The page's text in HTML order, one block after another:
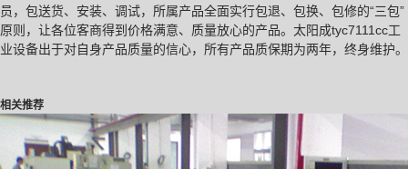
员，包送货、安装、调试，所属产品全面实行包退、包换、包修的“三包”
原则，让各位客商得到价格满意、质量放心的产品。太阳成tyc7111cc工
业设备出于对自身产品质量的信心，所有产品质保期为两年，终身维护。
相关推荐